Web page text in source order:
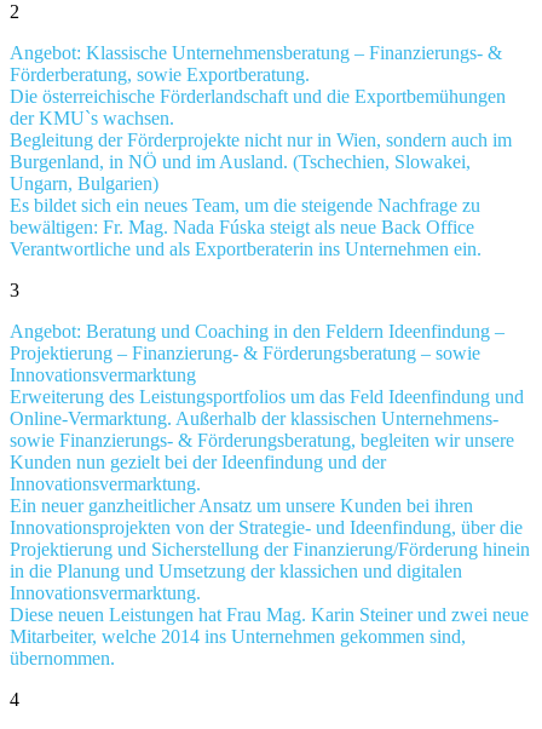
2
Angebot: Klassische Unternehmensberatung – Finanzierungs- &
Förderberatung, sowie Exportberatung.
Die österreichische Förderlandschaft und die Exportbemühungen
der KMU`s wachsen.
Begleitung der Förderprojekte nicht nur in Wien, sondern auch im
Burgenland, in NÖ und im Ausland. (Tschechien, Slowakei,
Ungarn, Bulgarien)
Es bildet sich ein neues Team, um die steigende Nachfrage zu
bewältigen: Fr. Mag. Nada Fúska steigt als neue Back Office
Verantwortliche und als Exportberaterin ins Unternehmen ein.
3
Angebot: Beratung und Coaching in den Feldern Ideenfindung –
Projektierung – Finanzierung- & Förderungsberatung – sowie
Innovationsvermarktung
Erweiterung des Leistungsportfolios um das Feld Ideenfindung und
Online-Vermarktung. Außerhalb der klassischen Unternehmens-
sowie Finanzierungs- & Förderungsberatung, begleiten wir unsere
Kunden nun gezielt bei der Ideenfindung und der
Innovationsvermarktung.
Ein neuer ganzheitlicher Ansatz um unsere Kunden bei ihren
Innovationsprojekten von der Strategie- und Ideenfindung, über die
Projektierung und Sicherstellung der Finanzierung/Förderung hinein
in die Planung und Umsetzung der klassichen und digitalen
Innovationsvermarktung.
Diese neuen Leistungen hat Frau Mag. Karin Steiner und zwei neue
Mitarbeiter, welche 2014 ins Unternehmen gekommen sind,
übernommen.
4